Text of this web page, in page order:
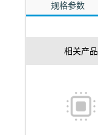
规格参数
相关产品